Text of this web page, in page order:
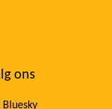
ons
Bluesky